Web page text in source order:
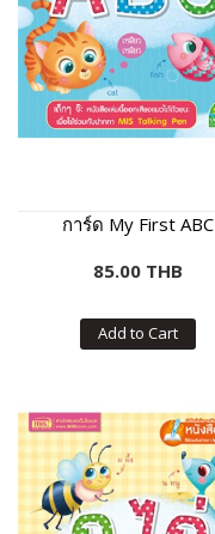
การ์ด My First ABC
85.00 THB
Add to Cart